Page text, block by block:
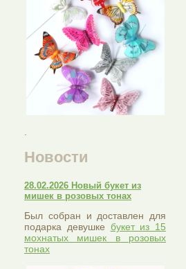
Новости
28.02.2026 Новый букет из
мишек в розовых тонах
Был собран и доставлен для
подарка девушке букет из 15
мохнатых мишек в розовых
тонах